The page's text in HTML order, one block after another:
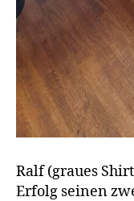
Ralf (graues
Erfolg seinen